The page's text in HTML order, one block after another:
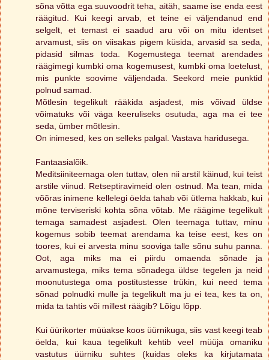
sõna võtta ega suuvoodrit teha, aitäh, saame ise enda eest
räägitud. Kui keegi arvab, et teine ei väljendanud end
selgelt, et temast ei saadud aru või on mitu identset
arvamust, siis on viisakas pigem küsida, arvasid sa seda,
pidasid silmas toda. Kogemustega teemat arendades
räägimegi kumbki oma kogemusest, kumbki oma loetelust,
mis punkte soovime väljendada. Seekord meie punktid
polnud samad.
Mõtlesin tegelikult rääkida asjadest, mis võivad üldse
võimatuks või väga keeruliseks osutuda, aga ma ei tee
seda, ümber mõtlesin.
On inimesed, kes on selleks palgal. Vastava haridusega.
Fantaasialõik.
Meditsiiniteemaga olen tuttav, olen nii arstil käinud, kui teist
arstile viinud. Retseptiravimeid olen ostnud. Ma tean, mida
võõras inimene kellelegi öelda tahab või ütlema hakkab, kui
mõne terviseriski kohta sõna võtab. Me räägime tegelikult
temaga samadest asjadest. Olen teemaga tuttav, minu
kogemus sobib teemat arendama ka teise eest, kes on
toores, kui ei arvesta minu sooviga talle sõnu suhu panna.
Oot, aga miks ma ei piirdu omaenda sõnade ja
arvamustega, miks tema sõnadega üldse tegelen ja neid
moonutustega oma postitustesse trükin, kui need tema
sõnad polnudki mulle ja tegelikult ma ju ei tea, kes ta on,
mida ta tahtis või millest räägib? Lõigu lõpp.
Kui üürikorter müüakse koos üürnikuga, siis vast keegi teab
öelda, kui kaua tegelikult kehtib veel müüja omaniku
vastutus üürniku suhtes (kuidas oleks ka kirjutamata